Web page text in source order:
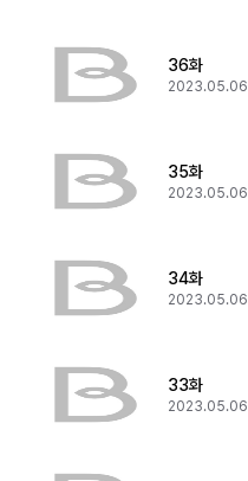
36화
2023.05.06
35화
2023.05.06
34화
2023.05.06
33화
2023.05.06